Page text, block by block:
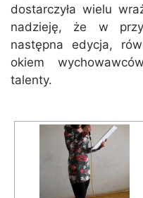
dostarczyła wielu
nadzieję, że w
następna edycja,
okiem
talenty.